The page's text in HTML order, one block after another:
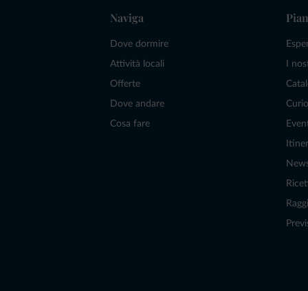
Naviga
Dove dormire
Attività locali
Offerte
Dove andare
Cosa fare
I